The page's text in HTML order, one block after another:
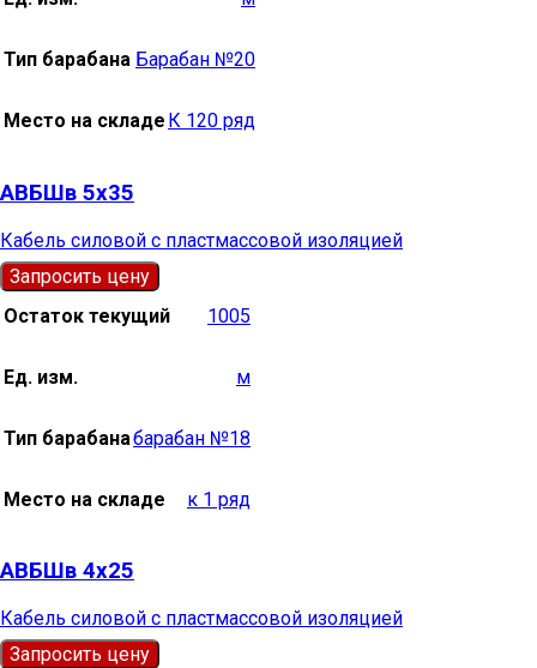
Тип барабана Барабан №20
Место на складе К 120 ряд
АВБШв 5х35
Кабель силовой с пластмассовой изоляцией
Запросить цену
Остаток текущий
1005
Ед. изм. м
Тип барабанабарабан №18
Место на складе к 1 ряд
АВБШв 4х25
Кабель силовой с пластмассовой изоляцией
Запросить цену